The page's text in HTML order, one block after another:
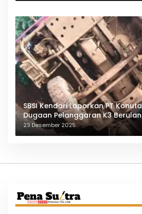
SBSI Kendari Laporkan PT
Dugaan Pelanggaran K3
23 Desember 2025